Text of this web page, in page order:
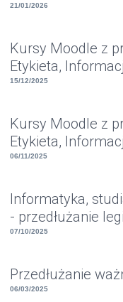
21/01/2026
Kursy Moodle z
Etykieta,
15/12/2025
Kursy Moodle z
Etykieta,
06/11/2025
Informatyka,
- przedłużanie
07/10/2025
Przedłużanie
06/03/2025